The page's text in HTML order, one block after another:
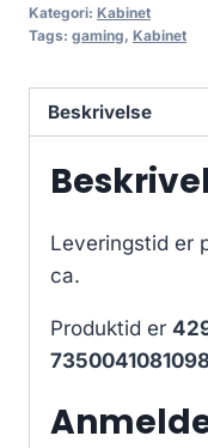
Kategori: Kabinet
Tags: gaming, Kabinet
Beskrivelse
Leveringstid er
ca.
Produktid er